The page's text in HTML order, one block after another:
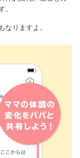
。
なりますよ。